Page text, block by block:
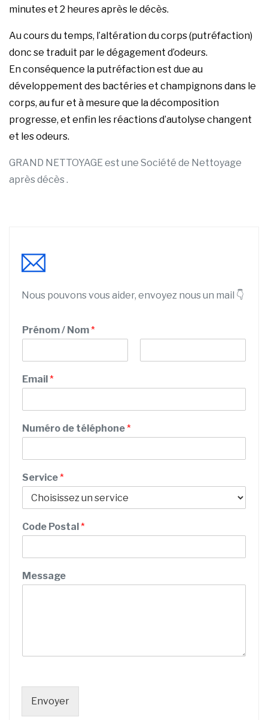
minutes et 2 heures après le décès.
Au cours du temps, l’altération du corps (putréfaction)
donc se traduit par le dégagement d’odeurs.
En conséquence la putréfaction est due au
développement des bactéries et champignons dans le
corps, au fur et à mesure que la décomposition
progresse, et enfin les réactions d’autolyse changent
et les odeurs.
GRAND NETTOYAGE est une Société de Nettoyage
après décès .
Nous pouvons vous aider, envoyez nous un mail 👇
Prénom / Nom*
r
é
m
E
m
i
d
M
s
e
Email*
Numéro de téléphone*
Service*
Code Postal*
Message
Envoyer